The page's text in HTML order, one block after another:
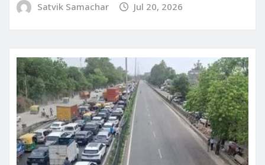
Satvik Samachar Jul 20, 2026